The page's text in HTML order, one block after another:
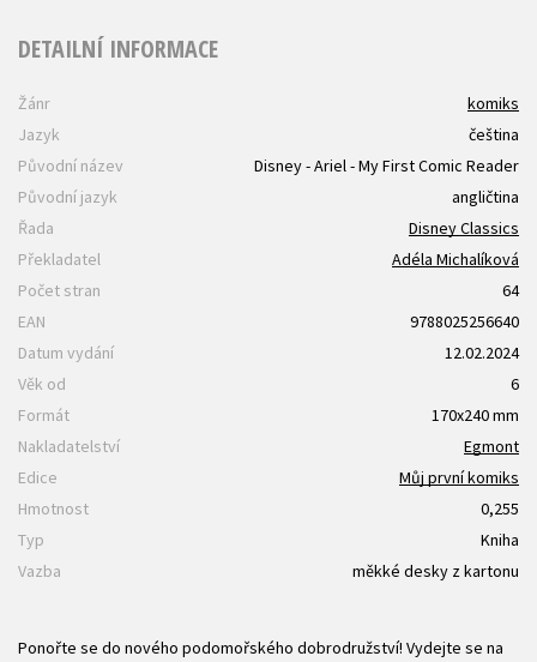
DETAILNÍ INFORMACE
Žánr
komiks
Jazyk
čeština
Původní název
Disney - Ariel - My First Comic Reader
Původní jazyk
angličtina
Řada
Disney Classics
Překladatel
Adéla Michalíková
Počet stran
64
EAN
9788025256640
Datum vydání
12.02.2024
Věk od
6
Formát
170x240 mm
Nakladatelství
Egmont
Edice
Můj první komiks
Hmotnost
0,255
Typ
Kniha
Vazba
měkké desky z kartonu
Ponořte se do nového podomořského dobrodružství! Vydejte se na